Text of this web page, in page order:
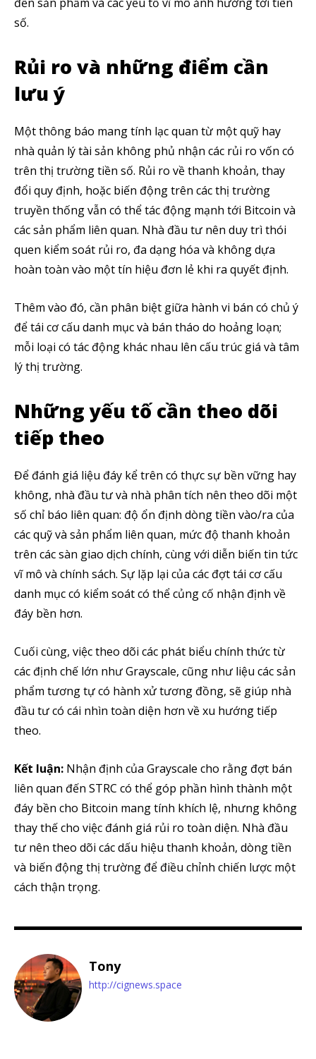
Tôi đã đọc và chấp nhận với
5,320
Fans
2,500
Followers
58,000
Subscribers
số.
Rủi ro và những điểm cần
lưu ý
Một thông báo mang tính lạc quan từ một quỹ hay
nhà quản lý tài sản không phủ nhận các rủi ro vốn có
trên thị trường tiền số. Rủi ro về thanh khoản, thay
đổi quy định, hoặc biến động trên các thị trường
truyền thống vẫn có thể tác động mạnh tới Bitcoin và
các sản phẩm liên quan. Nhà đầu tư nên duy trì thói
quen kiểm soát rủi ro, đa dạng hóa và không dựa
hoàn toàn vào một tín hiệu đơn lẻ khi ra quyết định.
Thêm vào đó, cần phân biệt giữa hành vi bán có chủ ý
để tái cơ cấu danh mục và bán tháo do hoảng loạn;
mỗi loại có tác động khác nhau lên cấu trúc giá và tâm
lý thị trường.
Những yếu tố cần theo dõi
tiếp theo
Để đánh giá liệu đáy kể trên có thực sự bền vững hay
không, nhà đầu tư và nhà phân tích nên theo dõi một
số chỉ báo liên quan: độ ổn định dòng tiền vào/ra của
các quỹ và sản phẩm liên quan, mức độ thanh khoản
trên các sàn giao dịch chính, cùng với diễn biến tin tức
vĩ mô và chính sách. Sự lặp lại của các đợt tái cơ cấu
danh mục có kiểm soát có thể củng cố nhận định về
đáy bền hơn.
Cuối cùng, việc theo dõi các phát biểu chính thức từ
các định chế lớn như Grayscale, cũng như liệu các sản
phẩm tương tự có hành xử tương đồng, sẽ giúp nhà
đầu tư có cái nhìn toàn diện hơn về xu hướng tiếp
theo.
Kết luận: Nhận định của Grayscale cho rằng đợt bán
liên quan đến STRC có thể góp phần hình thành một
đáy bền cho Bitcoin mang tính khích lệ, nhưng không
thay thế cho việc đánh giá rủi ro toàn diện. Nhà đầu
tư nên theo dõi các dấu hiệu thanh khoản, dòng tiền
và biến động thị trường để điều chỉnh chiến lược một
cách thận trọng.
Tony
http://cignews.space